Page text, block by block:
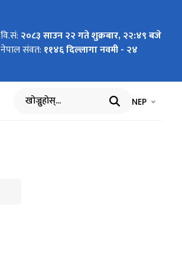
वि.सं: २०८३ साउन २२ गते शुक्रबार, २२:४९ बजे
नेपाल संवत: ११४६ दिल्लागा नवमी - २४
खोज्नुहोस् भाषा चयन
NEP